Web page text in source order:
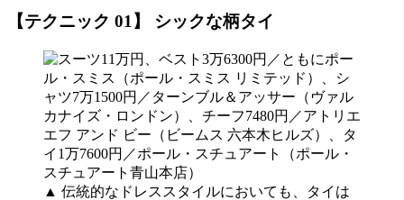
【テクニック 01】 シックな柄タイ
▲ 伝統的なドレススタイルにおいても、タイは